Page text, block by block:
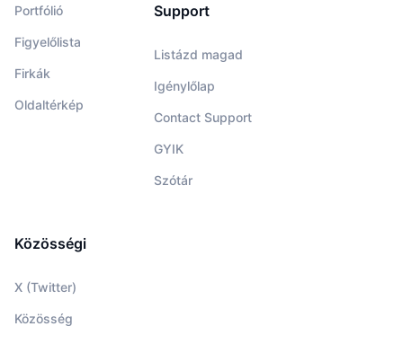
Portfólió
Figyelőlista
Firkák
Oldaltérkép
Support
Listázd magad
Igénylőlap
Contact Support
GYIK
Szótár
Közösségi
X (Twitter)
Közösség